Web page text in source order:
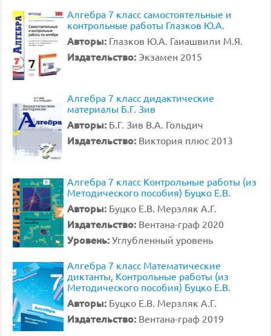
Алгебра 7 класс самостоятельные и
контрольные работы Глазков Ю.А.
Авторы: Глазков Ю.А. Гаиашвили М.Я.
Издательство: Экзамен 2015
Алгебра 7 класс дидактические
материалы Б.Г. Зив
Авторы: Б.Г. Зив В.А. Гольдич
Издательство: Виктория плюс 2013
Алгебра 7 класс Контрольные работы (из
Методического пособия) Буцко Е.В.
Авторы: Буцко Е.В. Мерзляк А.Г.
Издательство: Вентана-граф 2020
Уровень: Углубленный уровень
Алгебра 7 класс Математические
диктанты, Контрольные работы (из
Методического пособия) Буцко Е.В.
Авторы: Буцко Е.В. Мерзляк А.Г.
Издательство: Вентана-граф 2019